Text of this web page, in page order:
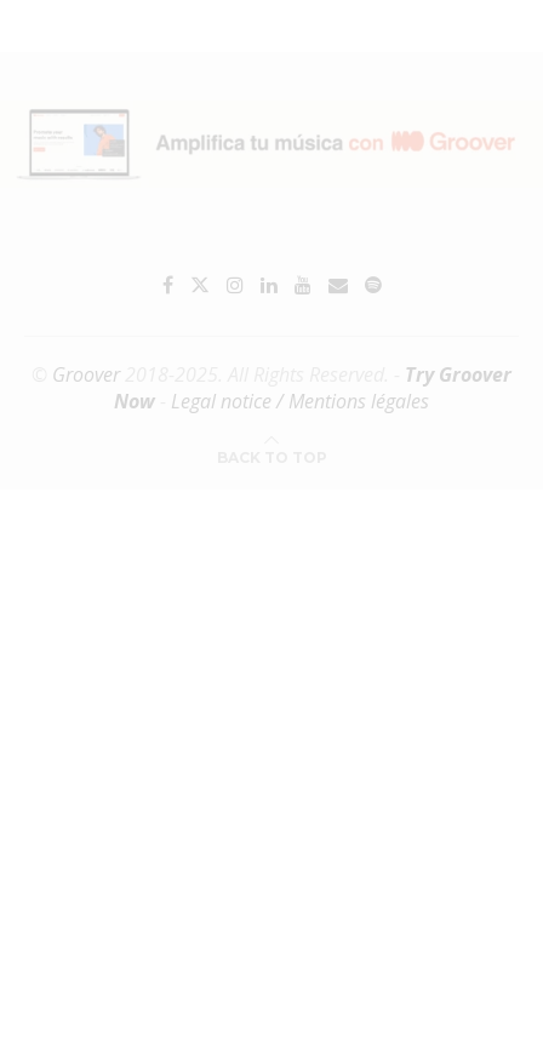
Groover2018-2025. All Rights Reserved. - Try Groover
Now
Legal notice / Mentions légales